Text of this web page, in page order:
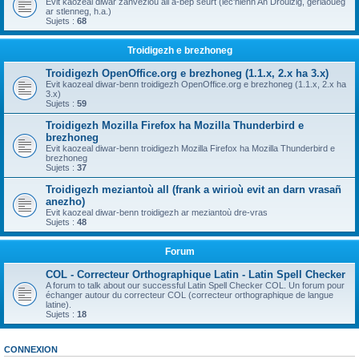
ar stlenneg, h.a.)
Sujets : 68
Troidigezh e brezhoneg
Troidigezh OpenOffice.org e brezhoneg (1.1.x, 2.x ha 3.x)
Evit kaozeal diwar-benn troidigezh OpenOffice.org e brezhoneg (1.1.x, 2.x ha
3.x)
Sujets : 59
Troidigezh Mozilla Firefox ha Mozilla Thunderbird e
brezhoneg
Evit kaozeal diwar-benn troidigezh Mozilla Firefox ha Mozilla Thunderbird e
brezhoneg
Sujets : 37
Troidigezh meziantoù all (frank a wirioù evit an darn vrasañ
anezho)
Evit kaozeal diwar-benn troidigezh ar meziantoù dre-vras
Sujets : 48
Forum
COL - Correcteur Orthographique Latin - Latin Spell Checker
A forum to talk about our successful Latin Spell Checker COL. Un forum pour
échanger autour du correcteur COL (correcteur orthographique de langue
latine).
Sujets : 18
CONNEXION